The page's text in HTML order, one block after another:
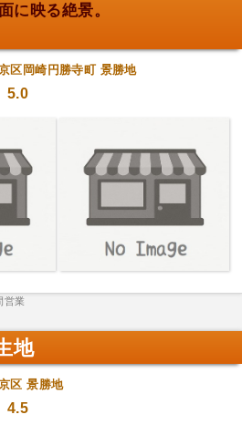
に映る絶景。
区岡崎円勝寺町 景勝地
5.0
営業
地
区 景勝地
4.5